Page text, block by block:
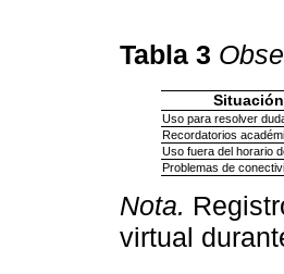
Tabla 3
Uso para resolver
Recordatorios
Uso fuera del horario
Problemas de
Nota.
virtual